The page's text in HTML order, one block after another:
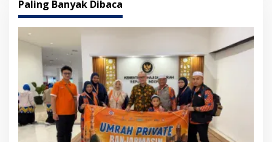
Paling Banyak Dibaca